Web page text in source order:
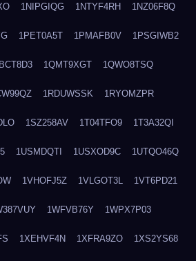
1NIPGIQG 1NTYF4RH 1NZ06F8Q
1PET0A5T 1PMAFB0V 1PSGIWB2
1QMT9XGT 1QWO8TSQ
1RDUWSSK 1RYOMZPR
1SZ258AV 1T04TFO9 1T3A32QI
1USMDQTI 1USXOD9C 1UTQO46Q
1VHOFJ5Z 1VLGOT3L 1VT6PD21
1WFVB76Y 1WPX7P03
1XEHVF4N 1XFRA9ZO 1XS2YS68